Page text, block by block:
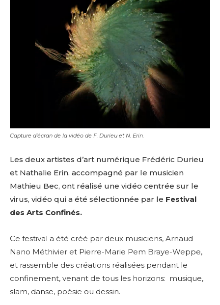
Capture d’écran de la vidéo de F. Durieu et N. Erin.
Les deux artistes d’art numérique Frédéric Durieu
et Nathalie Erin, accompagné par le musicien
Mathieu Bec, ont réalisé une vidéo centrée sur le
virus, vidéo qui a été sélectionnée par le Festival
des Arts Confinés.
Ce festival a été créé par deux musiciens, Arnaud
Nano Méthivier et Pierre-Marie Pem Braye-Weppe,
et rassemble des créations réalisées pendant le
confinement, venant de tous les horizons: musique,
slam, danse, poésie ou dessin.